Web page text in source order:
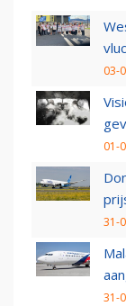
03-
01-
31-
31-